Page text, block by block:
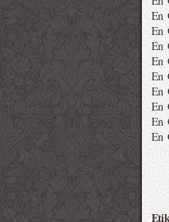
En
En
En
En
En
En
En
En
En